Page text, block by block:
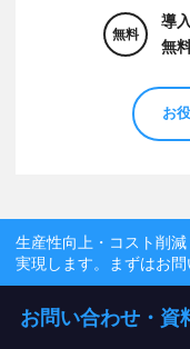
無料
導
無
お
生産性向上・コスト削
実現します。まずはお問
お問い合わせ・資